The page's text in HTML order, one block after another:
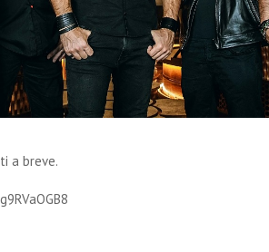
a breve.